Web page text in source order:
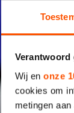
Verantwoord
Wij en onze
cookies om
metingen